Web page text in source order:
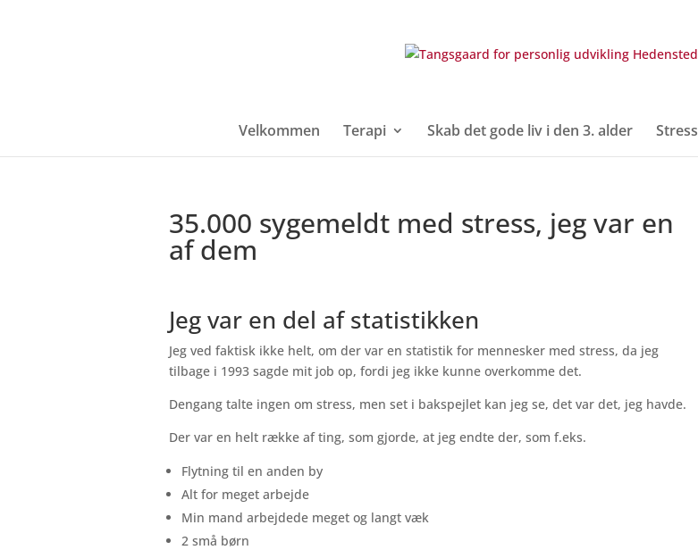
Velkommen Terapi Skab det gode liv i den 3. alder Stress
35.000 sygemeldt med stress, jeg var en
af dem
Jeg var en del af statistikken
Jeg ved faktisk ikke helt, om der var en statistik for mennesker med stress, da jeg
tilbage i 1993 sagde mit job op, fordi jeg ikke kunne overkomme det.
Dengang talte ingen om stress, men set i bakspejlet kan jeg se, det var det, jeg havde.
Der var en helt række af ting, som gjorde, at jeg endte der, som f.eks.
Flytning til en anden by
Alt for meget arbejde
Min mand arbejdede meget og langt væk
2 små børn